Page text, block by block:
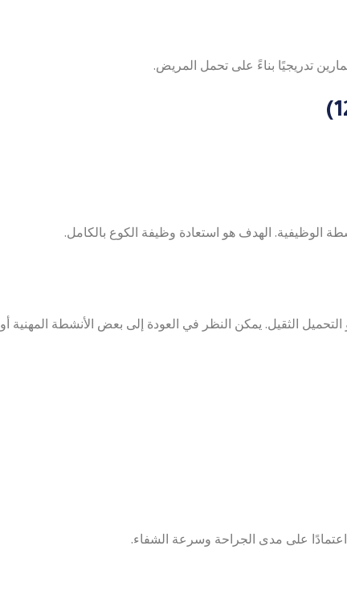
تدريجيًا بناءً على تحمل المريض.
الوظيفية. الهدف هو استعادة وظيفة الكوع بالكامل.
الثقيل. يمكن النظر في العودة إلى بعض الأنشطة المهنية
على مدى الجراحة وسرعة الشفاء.